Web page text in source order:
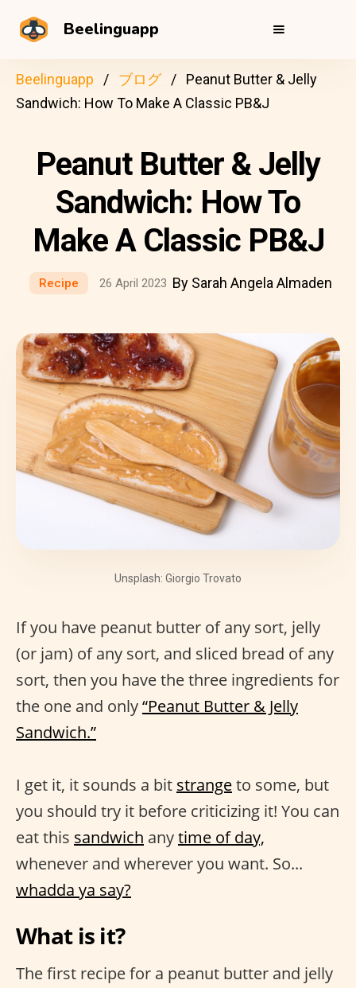
Beelinguapp
Beelinguapp ブログ
Peanut Butter & Jelly
Sandwich: How To Make A Classic PB&J
Peanut Butter & Jelly
Sandwich: How To
Make A Classic PB&J
Recipe 26 April 2023 By Sarah Angela Almaden
Unsplash: Giorgio Trovato
If you have peanut butter of any sort, jelly
(or jam) of any sort, and sliced bread of any
sort, then you have the three ingredients for
the one and only“Peanut Butter & Jelly
Sandwich.”
I get it, it sounds a bit strangeto some, but
you should try it before criticizing it! You can
eat this sandwich anytime of day,
whenever and wherever you want. So...
whadda ya say?
What is it?
The first recipe for a peanut butter and jelly